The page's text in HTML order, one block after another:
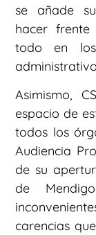
se añade
hacer
todo en
Asimismo,
espacio de
todos los
Audiencia
de su
de
carencias